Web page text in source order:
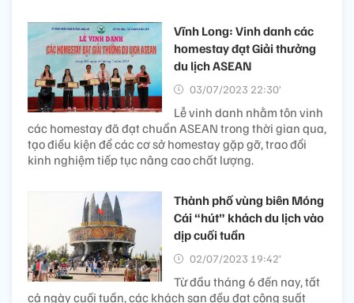
Vĩnh Long: Vinh danh các
homestay đạt Giải thưởng
du lịch ASEAN
03/07/2023 22:30’
Lễ vinh danh nhằm tôn vinh
các homestay đã đạt chuẩn ASEAN trong thời gian qua,
tạo điều kiện để các cơ sở homestay gặp gỡ, trao đổi
kinh nghiệm tiếp tục nâng cao chất lượng.
Thành phố vùng biên Móng
Cái “hút” khách du lịch vào
dịp cuối tuần
02/07/2023 19:42’
Từ đầu tháng 6 đến nay, tất
cả ngày cuối tuần, các khách sạn đều đạt công suất